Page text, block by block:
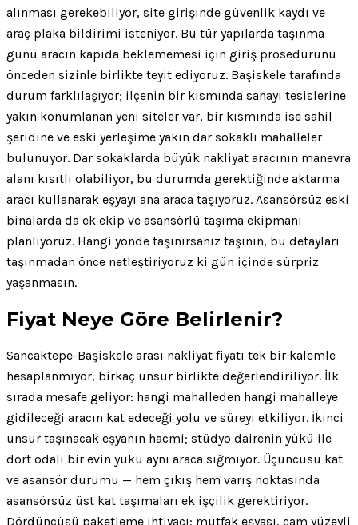
alınması gerekebiliyor, site girişinde güvenlik kaydı ve
araç plaka bildirimi isteniyor. Bu tür yapılarda taşınma
günü aracın kapıda beklememesi için giriş prosedürünü
önceden sizinle birlikte teyit ediyoruz. Başiskele tarafında
durum farklılaşıyor; ilçenin bir kısmında sanayi tesislerine
yakın konumlanan yeni siteler var, bir kısmında ise sahil
şeridine ve eski yerleşime yakın dar sokaklı mahalleler
bulunuyor. Dar sokaklarda büyük nakliyat aracının manevra
alanı kısıtlı olabiliyor, bu durumda gerektiğinde aktarma
aracı kullanarak eşyayı ana araca taşıyoruz. Asansörsüz eski
binalarda da ek ekip ve asansörlü taşıma ekipmanı
planlıyoruz. Hangi yönde taşınırsanız taşının, bu detayları
taşınmadan önce netleştiriyoruz ki gün içinde sürpriz
yaşanmasın.
Fiyat Neye Göre Belirlenir?
Sancaktepe-Başiskele arası nakliyat fiyatı tek bir kalemle
hesaplanmıyor, birkaç unsur birlikte değerlendiriliyor. İlk
sırada mesafe geliyor: hangi mahalleden hangi mahalleye
gidileceği aracın kat edeceği yolu ve süreyi etkiliyor. İkinci
unsur taşınacak eşyanın hacmi; stüdyo dairenin yükü ile
dört odalı bir evin yükü aynı araca sığmıyor. Üçüncüsü kat
ve asansör durumu — hem çıkış hem varış noktasında
asansörsüz üst kat taşımaları ek işçilik gerektiriyor.
Dördüncüsü paketleme ihtiyacı: mutfak eşyası, cam yüzeyli